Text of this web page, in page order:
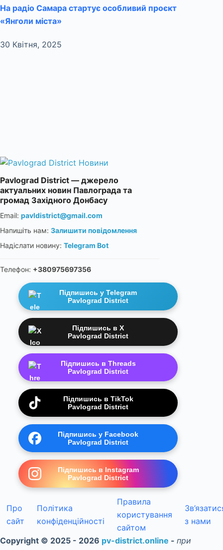
На радіо Самара стартує особливий проєкт
«Янголи міста»
30 Квітня, 2025
Pavlograd District — джерело
актуальних новин Павлограда та
громад Західного Донбасу
Email: pavldistrict@gmail.com
Напишіть нам: Залишити повідомлення
Надіслати новину: Telegram Bot
Телефон: +380975697356
Підпишись у Telegram
Pavlograd District
Підпишись в X
Pavlograd District
Підпишись в Threads
Pavlograd District
Підпишись в TikTok
Pavlograd District
Підпишись у Facebook
Pavlograd District
Підпишись в Instagram
Pavlograd District
Про
сайт
Політика
конфіденційності
Правила
користування
сайтом
з нами
Copyright © 2025 - 2026 pv-district.online - при